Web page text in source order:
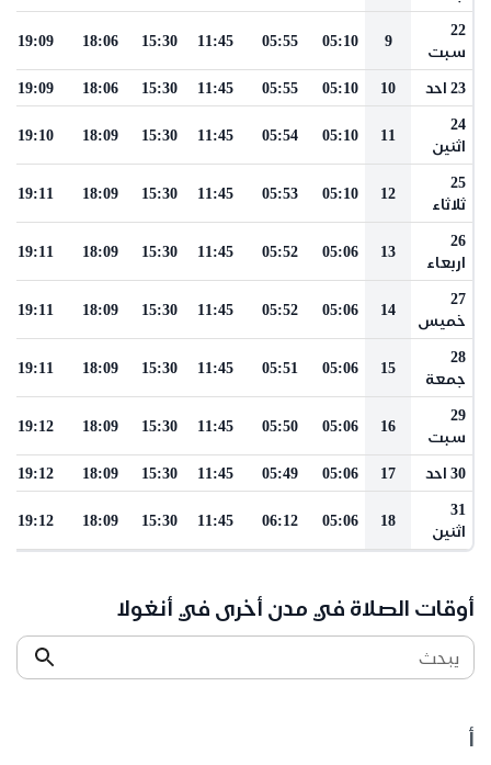
22
سبت
9
05:10
05:55
11:45
15:30
18:06
19:09
23 احد 10
05:10
05:55
11:45
15:30
18:06
19:09
24
اثنين
11
05:10
05:54
11:45
15:30
18:09
19:10
25
ثلاثاء
12
05:10
05:53
11:45
15:30
18:09
19:11
26
اربعاء
13
05:06
05:52
11:45
15:30
18:09
19:11
27
خميس
14
05:06
05:52
11:45
15:30
18:09
19:11
28
جمعة
15
05:06
05:51
11:45
15:30
18:09
19:11
29
سبت
16
05:06
05:50
11:45
15:30
18:09
19:12
30 احد 17
05:06
05:49
11:45
15:30
18:09
19:12
31
اثنين
18
05:06
06:12
11:45
15:30
18:09
19:12
أوقات الصلاة في مدن أخرى في أنغولا
يبحث
أ